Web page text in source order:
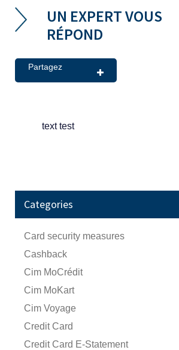
UN EXPERT VOUS
RÉPOND
Partagez
text test
Categories
Card security measures
Cashback
Cim MoCrédit
Cim MoKart
Cim Voyage
Credit Card
Credit Card E-Statement